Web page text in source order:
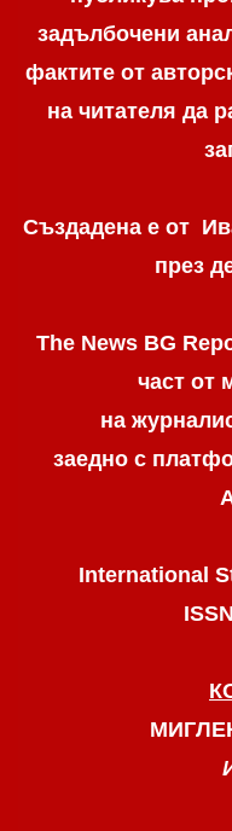
задълбочени
фактите от
на читателя да
Създадена е от
през
The News BG
част от
на
заедно с
International